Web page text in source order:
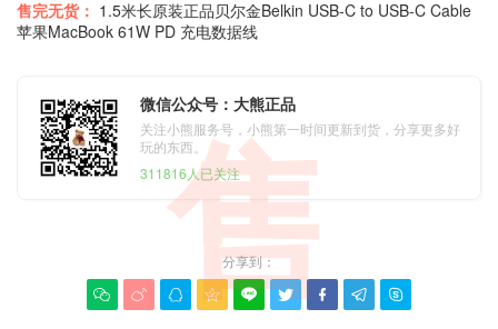
售完无货： 1.5米长原装正品贝尔金Belkin USB-C to USB-C Cable
苹果MacBook 61W PD 充电数据线
微信公众号：大熊正品
关注小熊服务号，小熊第一时间更新到货，分享更多好
玩的东西。
311816人已关注
分享到：
        
售